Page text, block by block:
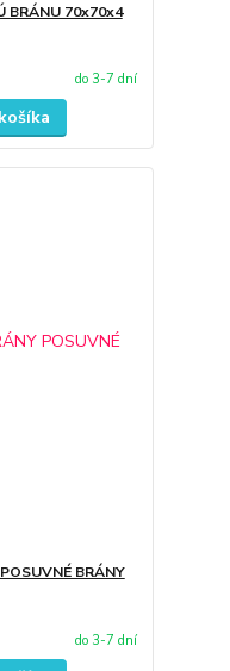
BRÁNU 70x70x4
do 3-7 dní
BRÁNY
do 3-7 dní